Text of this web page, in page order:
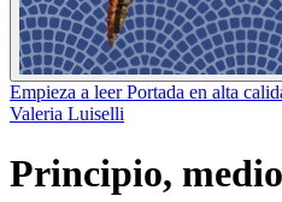
Empieza a leerPortada en alta
Valeria Luiselli
Principio,